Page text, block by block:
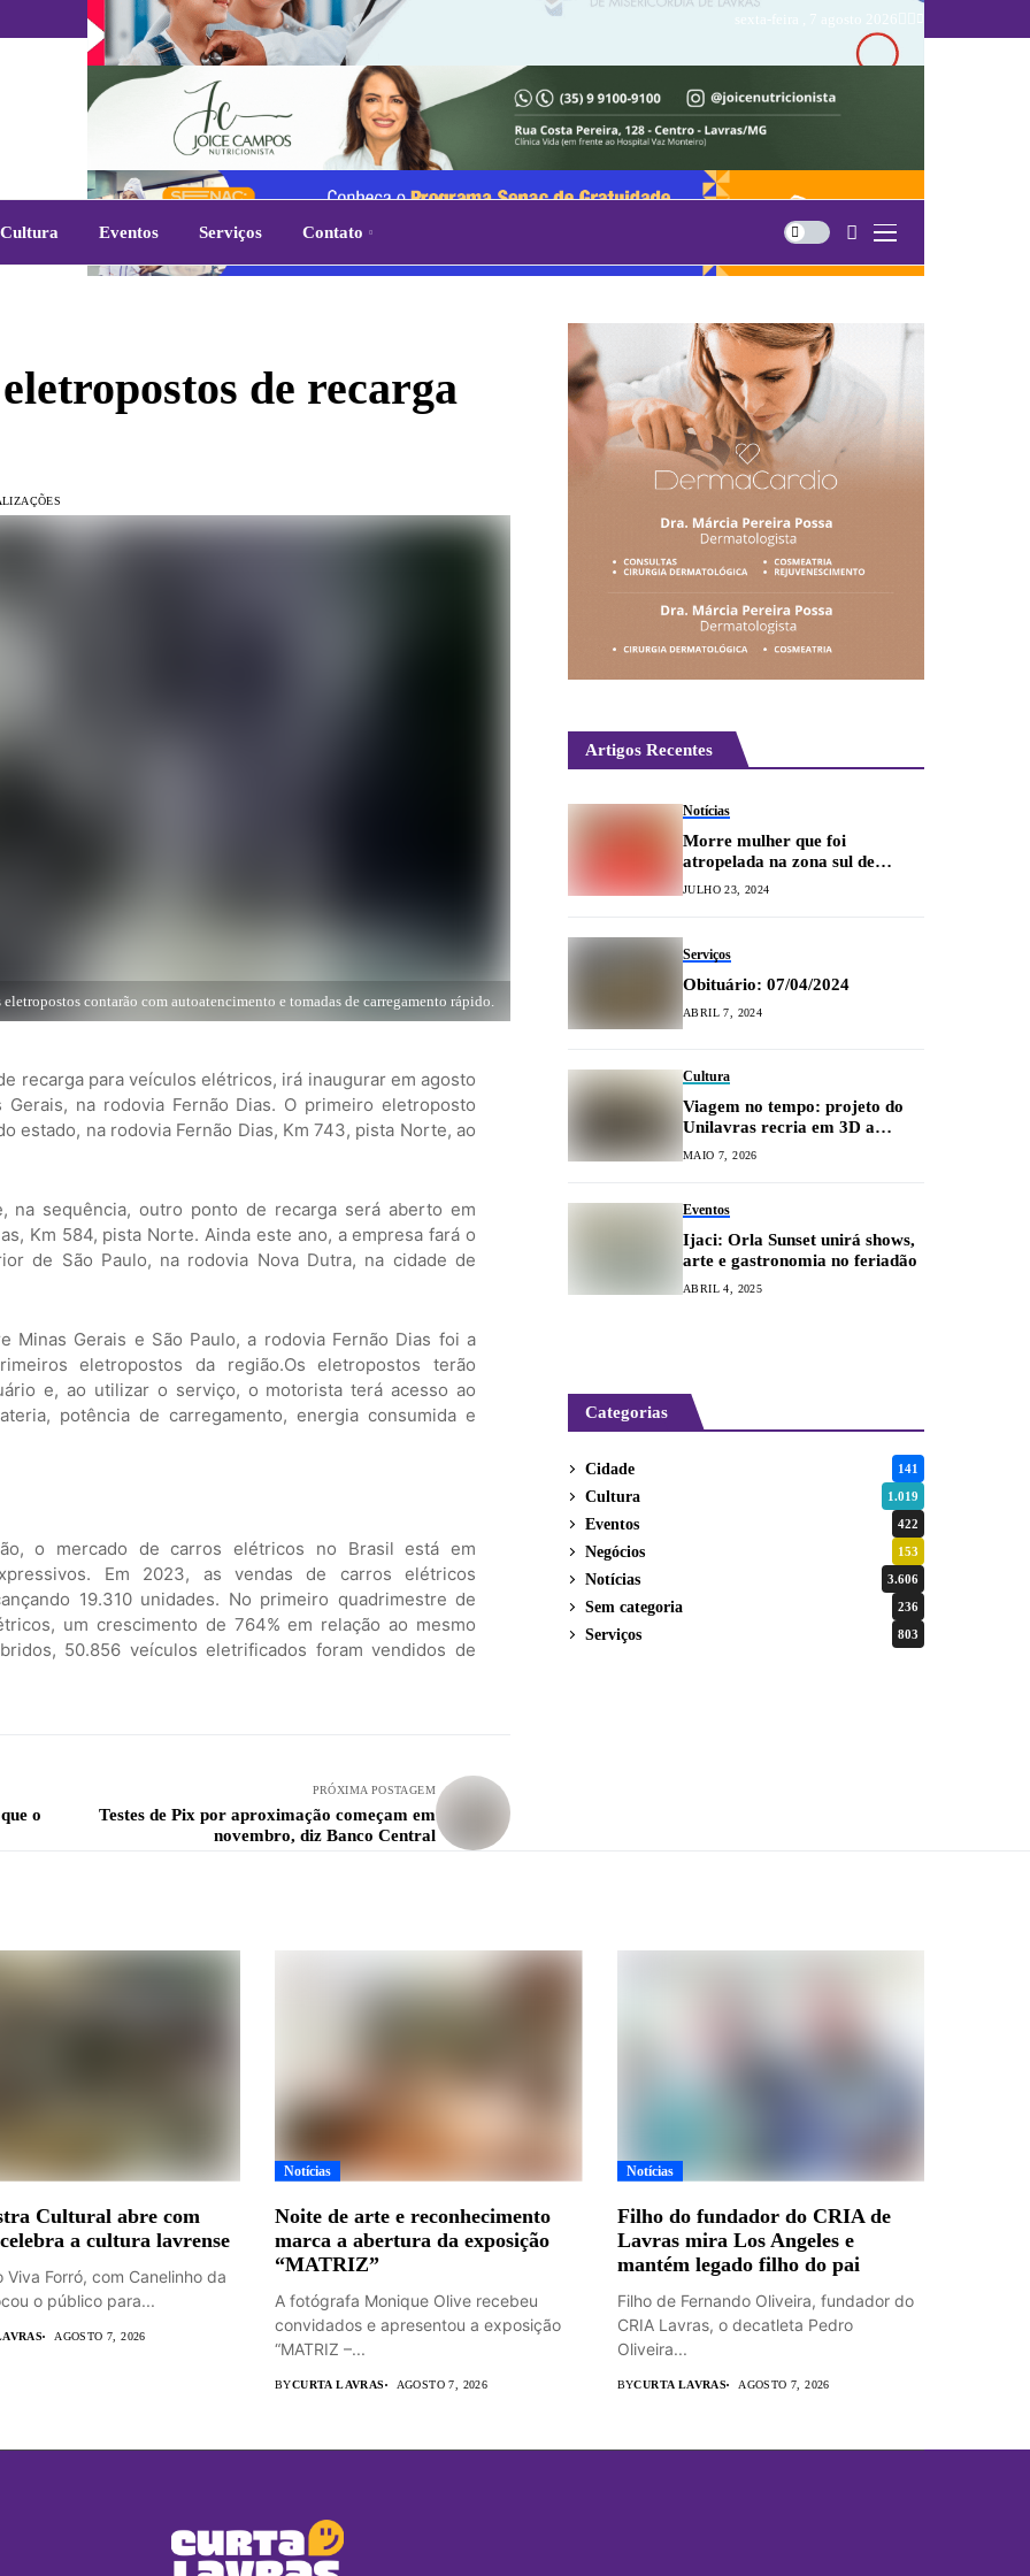
sexta-feira , 7 agosto 2026
Cultura Eventos Serviços Contato
de recarga
eletropostos contarão com autoatencimento e tomadas de carregamento rápido.
recarga para veículos elétricos, irá inaugurar em agosto
na rodovia Fernão Dias. O primeiro eletroposto
estado, na rodovia Fernão Dias, Km 743, pista Norte, ao
na sequência, outro ponto de recarga será aberto em
Km 584, pista Norte. Ainda este ano, a empresa fará o
de São Paulo, na rodovia Nova Dutra, na cidade de
Minas Gerais e São Paulo, a rodovia Fernão Dias foi a
eletropostos da região.Os eletropostos terão
e, ao utilizar o serviço, o motorista terá acesso ao
potência de carregamento, energia consumida e
o mercado de carros elétricos no Brasil está em
Em 2023, as vendas de carros elétricos
19.310 unidades. No primeiro quadrimestre de
um crescimento de 764% em relação ao mesmo
50.856 veículos eletrificados foram vendidos de
o
PRÓXIMA POSTAGEM
Testes de Pix por aproximação começam em
novembro, diz Banco Central
Artigos Recentes
Notícias
Morre mulher que foi
atropelada na zona sul de
Lavras
JULHO 23, 2024
Serviços
Obituário: 07/04/2024
ABRIL 7, 2024
Cultura
Viagem no tempo: projeto do
Unilavras recria em 3D a
arquitetura lavrense da década
MAIO 7, 2026
Eventos
Ijaci: Orla Sunset unirá shows,
arte e gastronomia no feriadão
ABRIL 4, 2025
Categorias
Cidade 141
Cultura 1.019
Eventos 422
Negócios 153
Notícias 3.606
Sem categoria 236
Serviços 803
Cultural abre com
a cultura lavrense
Viva Forró, com Canelinho da
o público para...
AGOSTO 7, 2026
Notícias
Noite de arte e reconhecimento
marca a abertura da exposição
“MATRIZ”
A fotógrafa Monique Olive recebeu
convidados e apresentou a exposição
“MATRIZ –...
BYCURTA LAVRAS AGOSTO 7, 2026
Notícias
Filho do fundador do CRIA de
Lavras mira Los Angeles e
mantém legado filho do pai
Filho de Fernando Oliveira, fundador do
CRIA Lavras, o decatleta Pedro
Oliveira...
BYCURTA LAVRAS AGOSTO 7, 2026